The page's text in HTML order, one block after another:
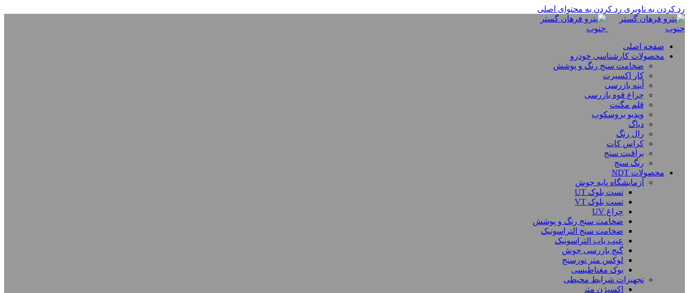
رد کردن به ناوبری رد کردن به محتوای اصلی
صفحه اصلی
محصولات کارشناسی خودرو
ضخامت سنج رنگ و پوشش
کار اکسپرت
آینه بازرسی
چراغ قوه بازرسی
قلم مگنت
ویدیو بروسکوپ
دیاگ
رال رنگ
کراس کات
براقیت سنج
رنگ سنج
محصولات NDT
آزمایشگاه پایه جوش
تست بلوک UT
تست بلوک VT
چراغ UV
ضخامت سنج رنگ و پوشش
ضخامت سنج التراسونیک
عیب یاب التراسونیک
گیج بازرسی جوش
لوکس متر نورسنج
یوک مغناطیسی
تجهیزات شرایط محیطی
اکسیژن متر